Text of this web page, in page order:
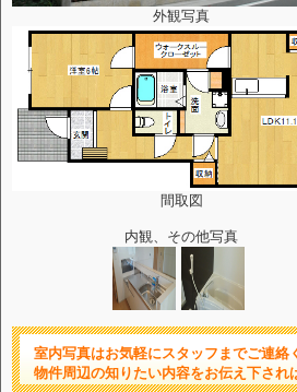
外観写真
間取図
内観、その他写真
室内写真はお気軽にスタッフまでご連
物件周辺の知りたい内容をお伝え下さ